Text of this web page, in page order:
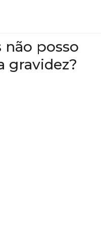
não posso
gravidez?